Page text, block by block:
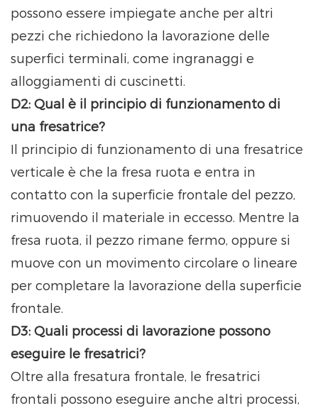
possono essere impiegate anche per altri
pezzi che richiedono la lavorazione delle
superfici terminali, come ingranaggi e
alloggiamenti di cuscinetti.
D2: Qual è il principio di funzionamento di
una fresatrice?
Il principio di funzionamento di una fresatrice
verticale è che la fresa ruota e entra in
contatto con la superficie frontale del pezzo,
rimuovendo il materiale in eccesso. Mentre la
fresa ruota, il pezzo rimane fermo, oppure si
muove con un movimento circolare o lineare
per completare la lavorazione della superficie
frontale.
D3: Quali processi di lavorazione possono
eseguire le fresatrici?
Oltre alla fresatura frontale, le fresatrici
frontali possono eseguire anche altri processi,